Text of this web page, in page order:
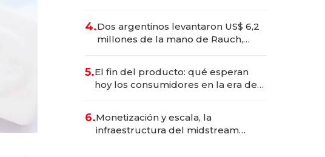
4.Dos argentinos levantaron US$ 6,2
millones de la mano de Rauch,
5.El fin del producto: qué esperan
hoy los consumidores en la era de
6.Monetización y escala, la
infraestructura del midstream